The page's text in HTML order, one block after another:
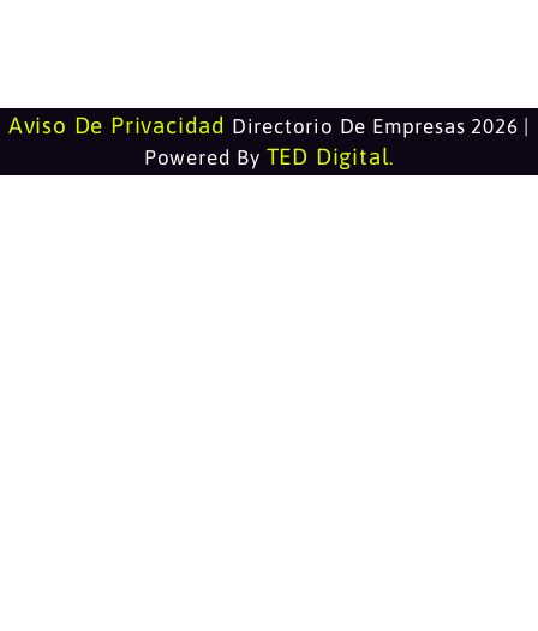
Aviso De Privacidad Directorio De Empresas 2026 |
Powered By TED Digital.